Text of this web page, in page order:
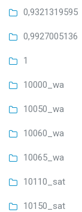
0,9321319595
0,9927005136
1
10000_wa
10050_wa
10060_wa
10065_wa
10110_sat
10150_sat